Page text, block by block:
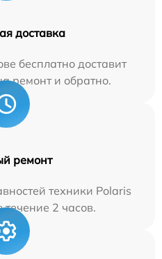
доставка
бесплатно доставит
ремонт и обратно.
ремонт
техники Polaris
2 часов.